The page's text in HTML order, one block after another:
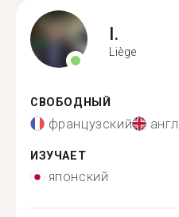
I.
Liège
СВОБОДНЫЙ
французский
ИЗУЧАЕТ
японский